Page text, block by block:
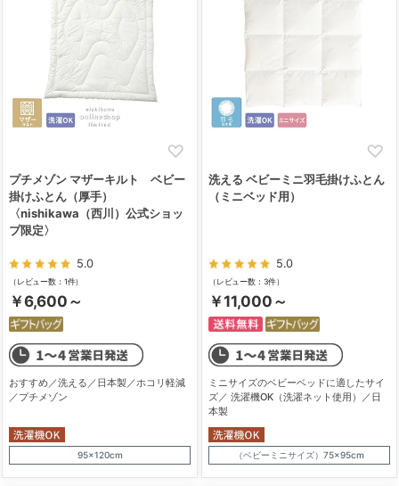
プチメゾン マザーキルト ベビー
掛けふとん（厚手）
〈nishikawa（西川）公式ショッ
プ限定〉
5.0
（レビュー数：1件）
￥6,600～
おすすめ／洗える／日本製／ホコリ軽減
／プチメゾン
95×120cm
洗える ベビーミニ羽毛掛けふとん
（ミニベッド用）
5.0
（レビュー数：3件）
￥11,000～
ミニサイズのベビーベッドに適したサイ
ズ／ 洗濯機OK（洗濯ネット使用）／日
本製
（ベビーミニサイズ）75×95cm